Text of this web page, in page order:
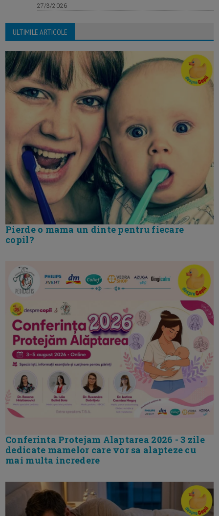
27/3/2026
ULTIMILE ARTICOLE
Pierde o mama un dinte pentru fiecare
copil?
Conferinta Protejam Alaptarea 2026 - 3 zile
dedicate mamelor care vor sa alapteze cu
mai multa incredere